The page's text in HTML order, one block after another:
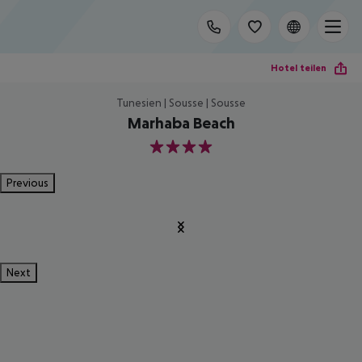
Hotel teilen
Tunesien | Sousse | Sousse
Marhaba Beach
4
Previous
Next